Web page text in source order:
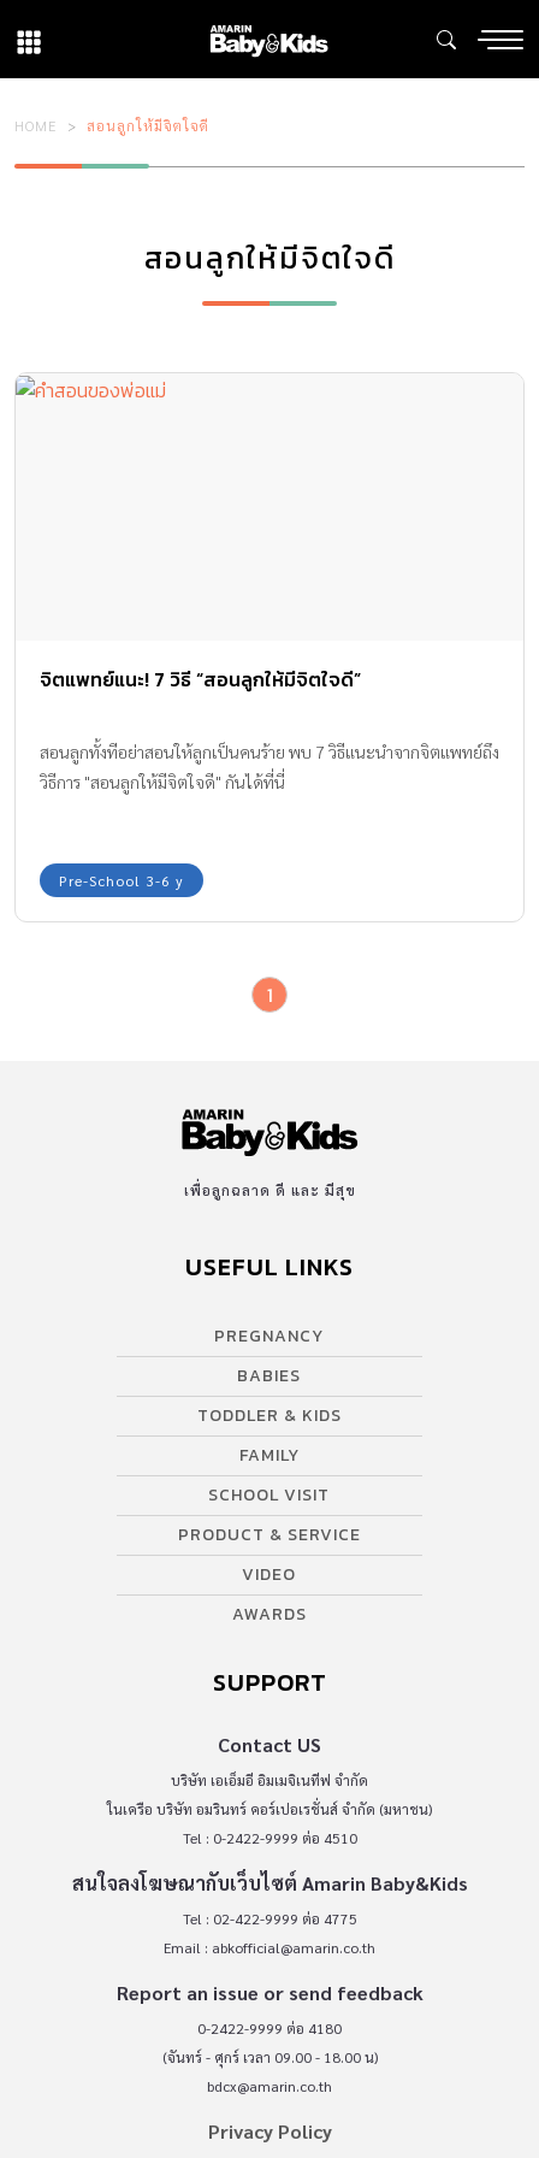
HOME สอนลูกให้มีจิตใจดี
สอนลูกให้มีจิตใจดี
จิตแพทย์แนะ! 7 วิธี “สอนลูกให้มีจิตใจดี”
สอนลูกทั้งทีอย่าสอนให้ลูกเป็นคนร้าย พบ 7 วิธีแนะนำจากจิตแพทย์ถึง
วิธีการ "สอนลูกให้มีจิตใจดี" กันได้ที่นี่
Pre-School 3-6 y
1
เพื่อลูกฉลาด ดี และ มีสุข
USEFUL LINKS
PREGNANCY
BABIES
TODDLER & KIDS
FAMILY
SCHOOL VISIT
PRODUCT & SERVICE
VIDEO
AWARDS
SUPPORT
Contact US
บริษัท เอเอ็มอี อิมเมจิเนทีฟ จำกัด
ในเครือ บริษัท อมรินทร์ คอร์เปอเรชั่นส์ จำกัด (มหาชน)
Tel : 0-2422-9999 ต่อ 4510
สนใจลงโฆษณากับเว็บไซต์ Amarin Baby&Kids
Tel : 02-422-9999 ต่อ 4775
Email : abkofficial@amarin.co.th
Report an issue or send feedback
0-2422-9999 ต่อ 4180
(จันทร์ - ศุกร์ เวลา 09.00 - 18.00 น)
bdcx@amarin.co.th
Privacy Policy